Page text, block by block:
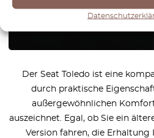
Wie
Der Seat Toledo ist eine
durch praktische
außergewöhnlichen
auszeichnet. Egal, ob Sie ein
Version fahren, die Erhaltung